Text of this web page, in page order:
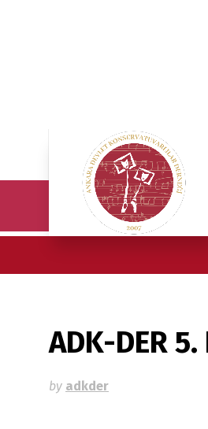
ADK-DER 5.
by adkder